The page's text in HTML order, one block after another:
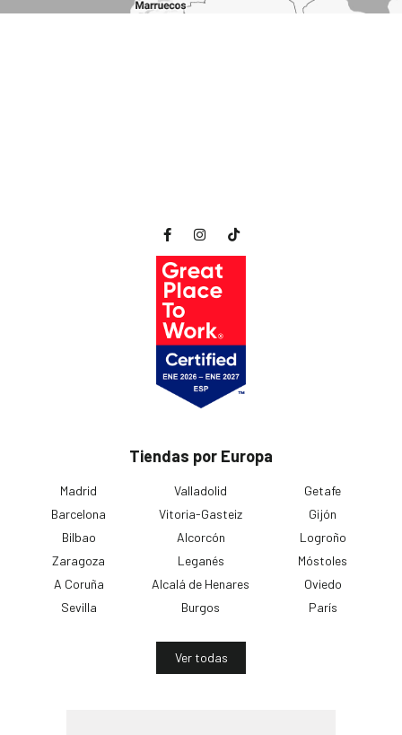
Tiendas por Europa
Madrid
Barcelona
Bilbao
Zaragoza
A Coruña
Sevilla
Valladolid
Vitoria-Gasteiz
Alcorcón
Leganés
Alcalá de Henares
Burgos
Getafe
Gijón
Logroño
Móstoles
Oviedo
París
Ver todas